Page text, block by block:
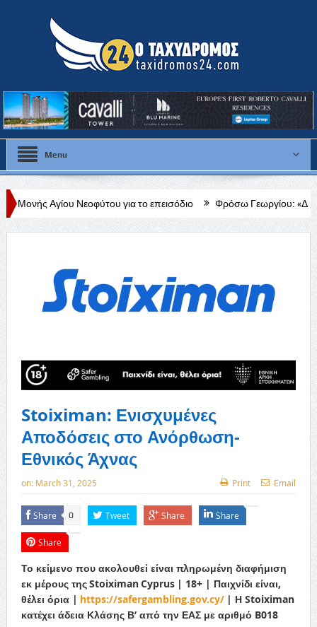
Menu
για το επεισόδιο Φρόσω Γεωργίου: «Διαρκής, δεδομένη
Stoiximan: Ενισχυμένες
Αποδόσεις στο Ανόρθωση-
Εθνικός Άχνας
on: March 31, 2025 Print Email
Share 0 Tweet Share Share
Share
Το κείμενο που ακολουθεί είναι πληρωμένη διαφήμιση
εκ μέρους τηςStoiximanCyprus| 18+ | Παιχνίδι είναι,
θέλει όρια | https://safergambling.gov.cy/| Η Stoiximan
κατέχει άδεια Κλάσης Β’ από την ΕΑΣ με αριθμό B018